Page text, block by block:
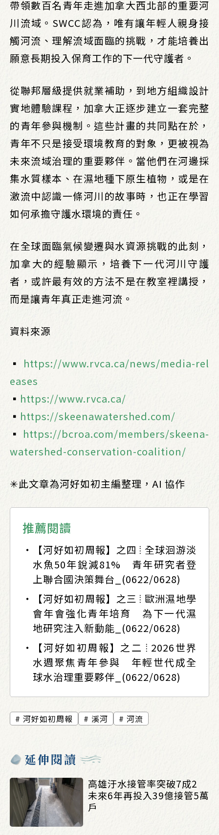
帶領數百名青年走進加拿大西北部的重要河
川流域。SWCC認為，唯有讓年輕人親身接
觸河流、理解流域面臨的挑戰，才能培養出
願意長期投入保育工作的下一代守護者。
從聯邦層級提供就業補助，到地方組織設計
實地體驗課程，加拿大正逐步建立一套完整
的青年參與機制。這些計畫的共同點在於，
青年不只是接受環境教育的對象，更被視為
未來流域治理的重要夥伴。當他們在河邊採
集水質樣本、在濕地種下原生植物，或是在
激流中認識一條河川的故事時，也正在學習
如何承擔守護水環境的責任。
在全球面臨氣候變遷與水資源挑戰的此刻，
加拿大的經驗顯示，培養下一代河川守護
者，或許最有效的方法不是在教室裡講授，
而是讓青年真正走進河流。
資料來源
▪️ https://www.rvca.ca/news/media-rel
eases
▪️ https://www.rvca.ca/
▪️ https://skeenawatershed.com/
▪️ https://bcroa.com/members/skeena-
watershed-conservation-coalition/
✳︎此文章為河好如初主編整理，AI 協作
推薦閱讀
【河好如初周報】之四 ⦙ 全球洄游淡
水魚50年銳減81% 青年研究者登
上聯合國決策舞台_(0622/0628)
【河好如初周報】之三 ⦙ 歐洲濕地學
會年會強化青年培育 為下一代濕
地研究注入新動能_(0622/0628)
【河好如初周報】之二 ⦙ 2026世界
水週聚焦青年參與 年輕世代成全
球水治理重要夥伴_(0622/0628)
河好如初周報 溪河 河流
延伸閱讀
高雄汙水接管率突破7成2
未來6年再投入39億接管5萬
戶